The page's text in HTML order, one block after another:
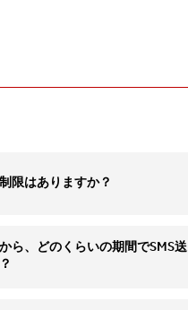
限はありますか？
ら、どのくらいの期間でSMS送